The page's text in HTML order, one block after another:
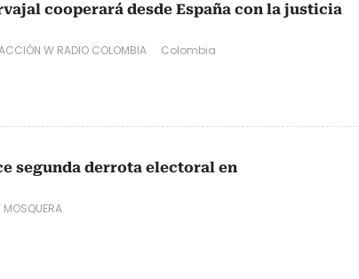
cooperará desde España con la justicia
W RADIO COLOMBIA Colombia
segunda derrota electoral en
MOSQUERA